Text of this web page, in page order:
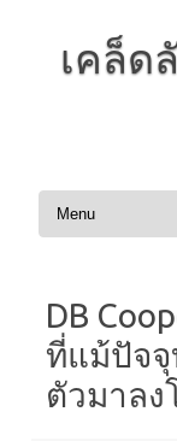
เคล็ด
Skip to content
DB
ที่แม้ปัจจุ
ตัวมาลง